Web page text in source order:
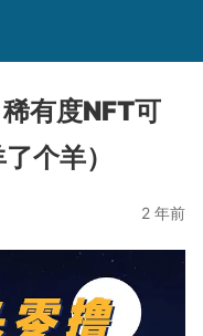
有度NFT可
个羊）
2 年前